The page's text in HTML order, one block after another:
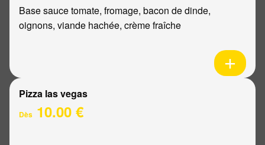
Base sauce tomate, fromage, bacon de dinde,
oignons, viande hachée, crème fraîche
Pizza las vegas
Dès 10.00 €